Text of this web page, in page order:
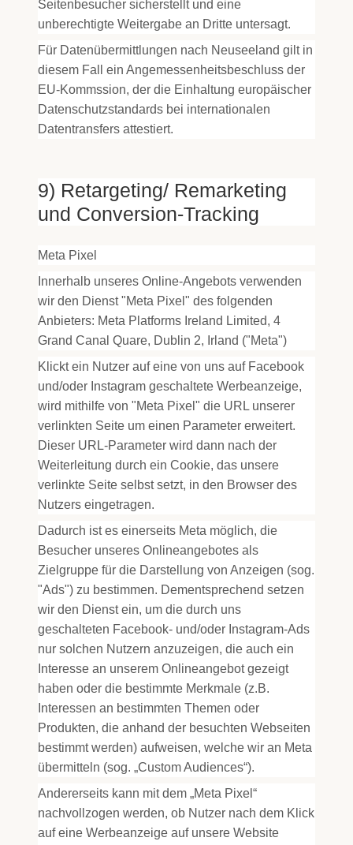
Seitenbesucher sicherstellt und eine
unberechtigte Weitergabe an Dritte untersagt.
Für Datenübermittlungen nach Neuseeland gilt in
diesem Fall ein Angemessenheitsbeschluss der
EU-Kommssion, der die Einhaltung europäischer
Datenschutzstandards bei internationalen
Datentransfers attestiert.
9) Retargeting/ Remarketing
und Conversion-Tracking
Meta Pixel
Innerhalb unseres Online-Angebots verwenden
wir den Dienst "Meta Pixel" des folgenden
Anbieters: Meta Platforms Ireland Limited, 4
Grand Canal Quare, Dublin 2, Irland ("Meta")
Klickt ein Nutzer auf eine von uns auf Facebook
und/oder Instagram geschaltete Werbeanzeige,
wird mithilfe von "Meta Pixel" die URL unserer
verlinkten Seite um einen Parameter erweitert.
Dieser URL-Parameter wird dann nach der
Weiterleitung durch ein Cookie, das unsere
verlinkte Seite selbst setzt, in den Browser des
Nutzers eingetragen.
Dadurch ist es einerseits Meta möglich, die
Besucher unseres Onlineangebotes als
Zielgruppe für die Darstellung von Anzeigen (sog.
"Ads") zu bestimmen. Dementsprechend setzen
wir den Dienst ein, um die durch uns
geschalteten Facebook- und/oder Instagram-Ads
nur solchen Nutzern anzuzeigen, die auch ein
Interesse an unserem Onlineangebot gezeigt
haben oder die bestimmte Merkmale (z.B.
Interessen an bestimmten Themen oder
Produkten, die anhand der besuchten Webseiten
bestimmt werden) aufweisen, welche wir an Meta
übermitteln (sog. „Custom Audiences“).
Andererseits kann mit dem „Meta Pixel“
nachvollzogen werden, ob Nutzer nach dem Klick
auf eine Werbeanzeige auf unsere Website